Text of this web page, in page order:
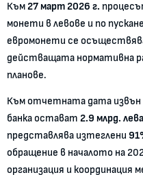
Към 27 март 2026 г.
монети в левове и по
евромонети се
действащата нормативна
планове.
Към отчетната дата извън
банка остават 2.9 млрд. лева
представлява изтеглени
обращение в началото на
организация и координация